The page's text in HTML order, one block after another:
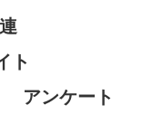
ト
アンケート